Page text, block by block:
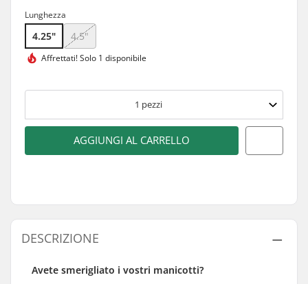
Lunghezza
4.25" 4.5"
Affrettati!Solo 1 disponibile
1 pezzi
AGGIUNGI AL CARRELLO
DESCRIZIONE
Avete smerigliato i vostri manicotti?